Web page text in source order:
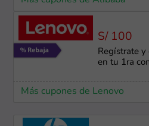
S/ 100
Regístrate y
en tu 1ra
Más cupones de Lenovo